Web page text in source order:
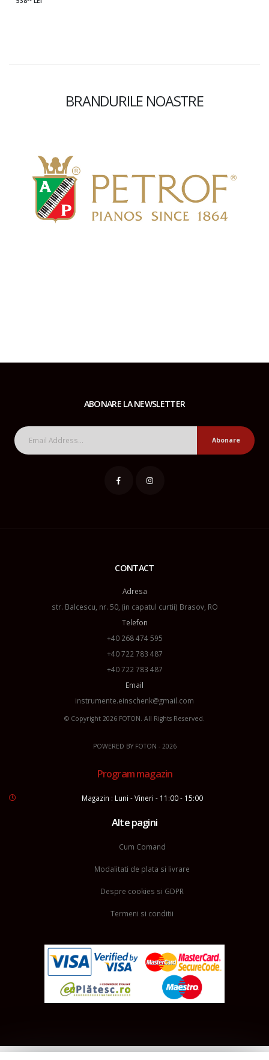
BRANDURILE NOASTRE
ABONARE LA NEWSLETTER
Abonare
CONTACT
Adresa
str. Balcescu, nr. 50, (in capatul curtii) Brasov, RO
Telefon
+40 268 474 595
+40 722 783 487
+40 722 783 487
Email
instrumente.einschenk@gmail.com
© Copyright 2026 FOTON . All Rights Reserved.
POWERED BY FOTON - 2026
Program magazin
Magazin : Luni - Vineri - 11:00 - 15:00
Alte pagini
Cum Comand
Modalitati de plata si livrare
Despre cookies si GDPR
Termeni si conditii